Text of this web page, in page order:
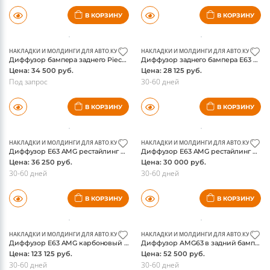
В КОРЗИНУ В КОРЗИНУ
НАКЛАДКИ И МОЛДИНГИ ДЛЯ АВТОКУЗОВНЫЕ ДЕТАЛИ И ОБВЕС,НАСАДКИ И ВЫХЛОП ДЛЯ
Диффузор бампера заднего Piecha design GT-R для Mercedes CLA-class W117
Цена: 34 500 руб.
Под запрос
В КОРЗИНУ
НАКЛАДКИ И МОЛДИНГИ ДЛЯ АВТО
Диффузор заднего бампера E63 AMG Мерседес w212
Цена: 28 125 руб.
30-60 дней
В КОРЗИНУ
НАКЛАДКИ И МОЛДИНГИ ДЛЯ АВТОКУЗОВНЫЕ ДЕТАЛИ И ОБВЕС,НАСАДКИ И ВЫХЛОП ДЛЯ
Диффузор E63 AMG рестайлинг в задний бампер Мерседес W212 E-class с серебряной отделкой
Цена: 36 250 руб.
30-60 дней
В КОРЗИНУ
НАКЛАДКИ И МОЛДИНГИ ДЛЯ АВТО
Диффузор E63 AMG рестайлинг в задний бампер Мерседес W212 E-class с черной отделкой
Цена: 30 000 руб.
30-60 дней
В КОРЗИНУ
НАКЛАДКИ И МОЛДИНГИ ДЛЯ АВТОКУЗОВНЫЕ ДЕТАЛИ И ОБВЕС,НАСАДКИ И ВЫХЛОП ДЛЯ
Диффузор E63 AMG карбоновый рестайлинг в задний бампер Мерседес W212 E-class с серебристой отделкой
Цена: 123 125 руб.
30-60 дней
НАКЛАДКИ И МОЛДИНГИ ДЛЯ АВТО
Диффузор AMG63 в задний бампер Мерседес W222 S-class 2013-, оригинал
Цена: 52 500 руб.
30-60 дней